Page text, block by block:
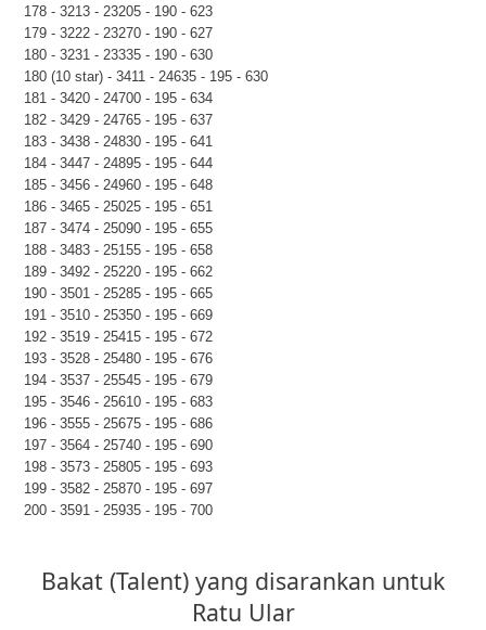
178 - 3213 - 23205 - 190 - 623
179 - 3222 - 23270 - 190 - 627
180 - 3231 - 23335 - 190 - 630
180 (10 star) - 3411 - 24635 - 195 - 630
181 - 3420 - 24700 - 195 - 634
182 - 3429 - 24765 - 195 - 637
183 - 3438 - 24830 - 195 - 641
184 - 3447 - 24895 - 195 - 644
185 - 3456 - 24960 - 195 - 648
186 - 3465 - 25025 - 195 - 651
187 - 3474 - 25090 - 195 - 655
188 - 3483 - 25155 - 195 - 658
189 - 3492 - 25220 - 195 - 662
190 - 3501 - 25285 - 195 - 665
191 - 3510 - 25350 - 195 - 669
192 - 3519 - 25415 - 195 - 672
193 - 3528 - 25480 - 195 - 676
194 - 3537 - 25545 - 195 - 679
195 - 3546 - 25610 - 195 - 683
196 - 3555 - 25675 - 195 - 686
197 - 3564 - 25740 - 195 - 690
198 - 3573 - 25805 - 195 - 693
199 - 3582 - 25870 - 195 - 697
200 - 3591 - 25935 - 195 - 700
Bakat (Talent) yang disarankan untuk
Ratu Ular